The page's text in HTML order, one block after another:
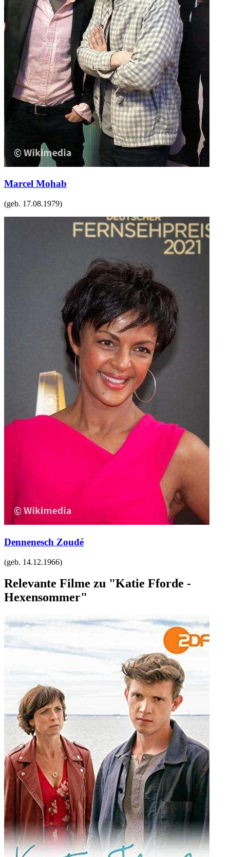
Marcel Mohab
(geb. 17.08.1979)
Dennenesch Zoudé
(geb. 14.12.1966)
Relevante Filme zu "Katie Fforde -
Hexensommer"